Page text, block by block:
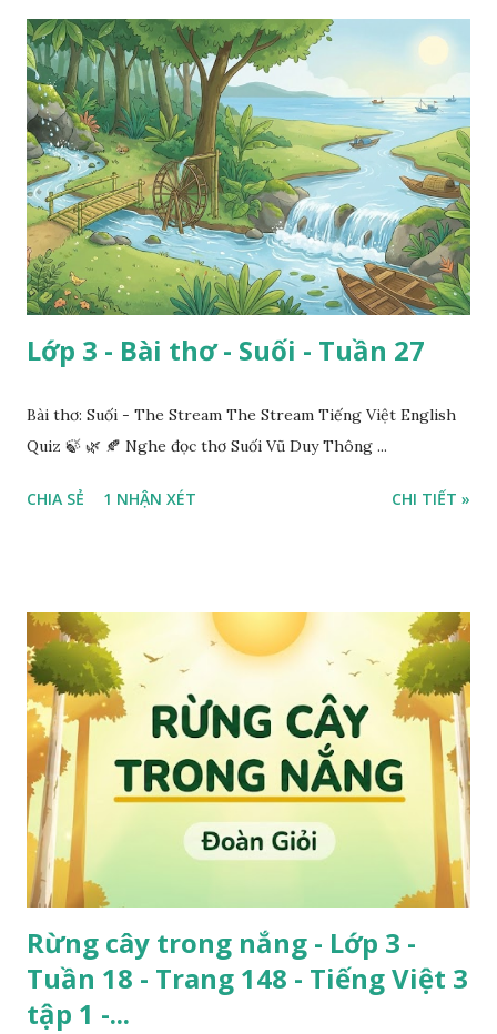
Lớp 3 - Bài thơ - Suối - Tuần 27
Bài thơ: Suối - The Stream The Stream Tiếng Việt English
Quiz 🍃 🌿 🍂 Nghe đọc thơ Suối Vũ Duy Thông ...
CHIA SẺ 1 NHẬN XÉT CHI TIẾT »
Rừng cây trong nắng - Lớp 3 -
Tuần 18 - Trang 148 - Tiếng Việt 3
tập 1 -...